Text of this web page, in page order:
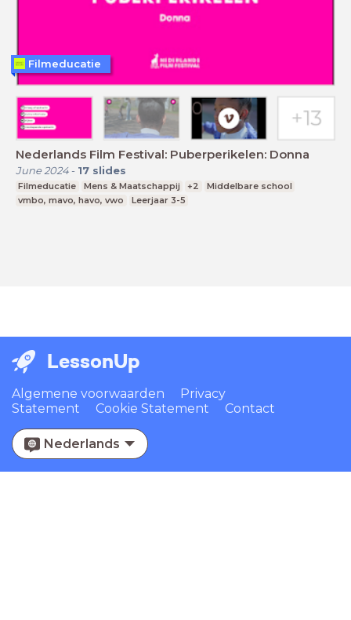
Nederlands Film Festival: Puberperikelen: Donna
June 2024- 17 slides
Filmeducatie Mens & Maatschappij +2
Middelbare school
vmbo, mavo, havo, vwo
Leerjaar 3-5
Filmeducatie
LessonUp
Algemene voorwaarden
Privacy
Statement
Cookie Statement Contact
Nederlands